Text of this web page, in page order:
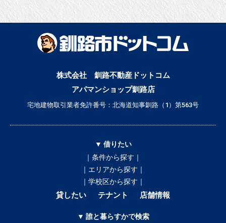
株式会社 釧路不動産ドットコム
アパマンショップ釧路店
宅地建物取引業者免許番号：北海道知事釧路（1）第563号
▼ 借りたい
｜条件から探す｜
｜エリアから探す｜
｜学校区から探す｜
貸したい テナント 店舗情報
▼ 誰と暮らすかで検索